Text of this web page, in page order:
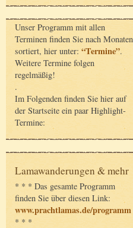
Unser Programm mit allen
Terminen finden Sie nach Monaten
sortiert, hier unter: “Termine”.
Weitere Termine folgen
regelmäßig!
.
Im Folgenden finden Sie hier auf
der Startseite ein paar Highlight-
Termine:
Lamawanderungen & mehr
* * * Das gesamte Programm
finden Sie über diesen Link:
www.prachtlamas.de/programm
* * *